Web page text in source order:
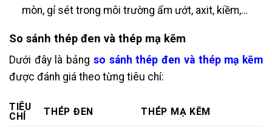
mòn, gỉ sét trong môi trường ẩm ướt, axit, kiềm,…
So sánh thép đen và thép mạ kẽm
Dưới đây là bảng so sánh thép đen và thép mạ kẽm
được đánh giá theo từng tiêu chí:
TIÊU
CHÍ
THÉP ĐEN THÉP MẠ KẼM